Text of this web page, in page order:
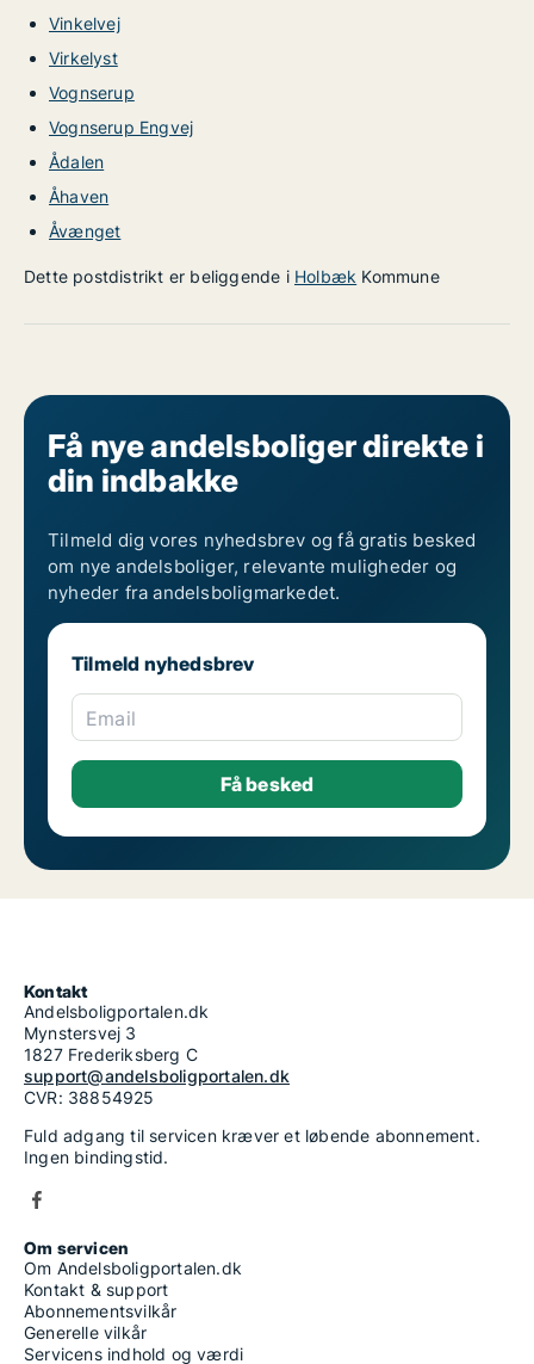
Vinkelvej
Virkelyst
Vognserup
Vognserup Engvej
Ådalen
Åhaven
Åvænget
Dette postdistrikt er beliggende i Holbæk Kommune
Få nye andelsboliger direkte i
din indbakke
Tilmeld dig vores nyhedsbrev og få gratis besked
om nye andelsboliger, relevante muligheder og
nyheder fra andelsboligmarkedet.
Tilmeld nyhedsbrev
Email
Kontakt
Andelsboligportalen.dk
Mynstersvej 3
1827 Frederiksberg C
support@andelsboligportalen.dk
CVR: 38854925
Fuld adgang til servicen kræver et løbende abonnement.
Ingen bindingstid.
Om servicen
Om Andelsboligportalen.dk
Kontakt & support
Abonnementsvilkår
Generelle vilkår
Servicens indhold og værdi